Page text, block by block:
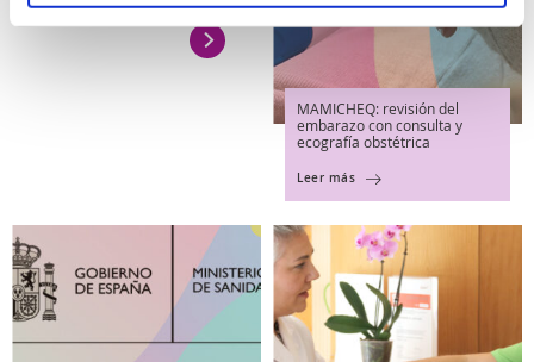
MAMICHEQ: revisión del
embarazo con consulta y
ecografía obstétrica
Leer más